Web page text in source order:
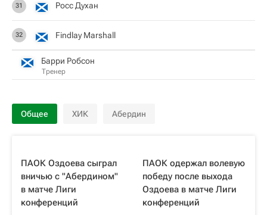
31 Росс Духан
32 Findlay Marshall
Барри Робсон
Тренер
Общее ХИК Абердин
ПАОК Оздоева сыграл
вничью с "Абердином"
в матче Лиги
конференций
ПАОК одержал волевую
победу после выхода
Оздоева в матче Лиги
конференций